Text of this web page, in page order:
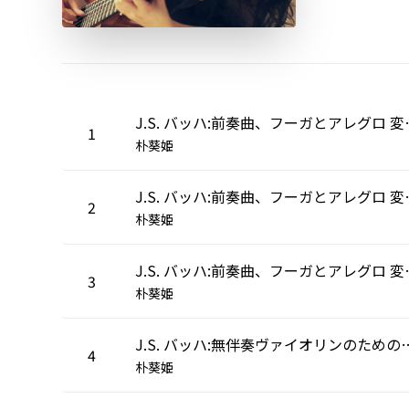
1 J.S. バッ
朴葵姫
2 J.S. バッ
朴葵姫
3 J.S. バッハ
朴葵姫
4 J.S. バッハ:無伴奏ヴァイ
朴葵姫